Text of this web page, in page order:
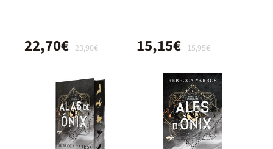
23,90€
22,70€ 15,95€
15,15€